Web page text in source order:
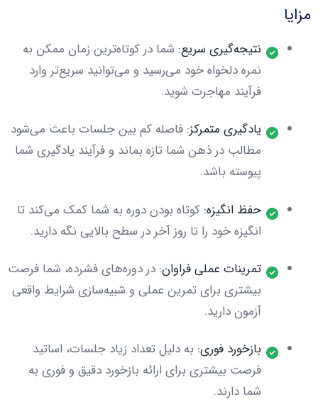
مزایا
نتیجه‌گیری سریع: شما در کوتاه‌ترین زمان ممکن به
نمره دلخواه خود می‌رسید و می‌توانید سریع‌تر وارد
فرآیند مهاجرت شوید.
یادگیری متمرکز: فاصله کم بین جلسات باعث می‌شود
مطالب در ذهن شما تازه بماند و فرآیند یادگیری شما
پیوسته باشد.
حفظ انگیزه: کوتاه بودن دوره به شما کمک می‌کند تا
انگیزه خود را تا روز آخر در سطح بالایی نگه دارید.
تمرینات عملی فراوان: در دوره‌های فشرده، شما فرصت
بیشتری برای تمرین عملی و شبیه‌سازی شرایط واقعی
آزمون دارید.
بازخورد فوری: به دلیل تعداد زیاد جلسات، اساتید
فرصت بیشتری برای ارائه بازخورد دقیق و فوری به
شما دارند.